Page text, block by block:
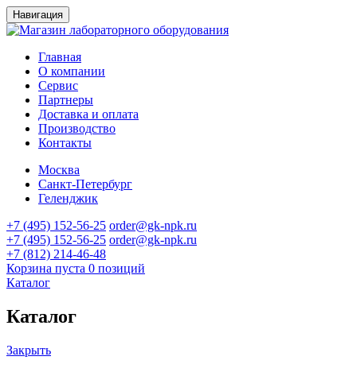
Навигация
Главная
О компании
Сервис
Партнеры
Доставка и оплата
Производство
Контакты
Москва
Санкт-Петербург
Геленджик
+7 (495) 152-56-25 order@gk-npk.ru
+7 (495) 152-56-25 order@gk-npk.ru
+7 (812) 214-46-48
Корзина пуста 0 позиций
Каталог
Каталог
Закрыть